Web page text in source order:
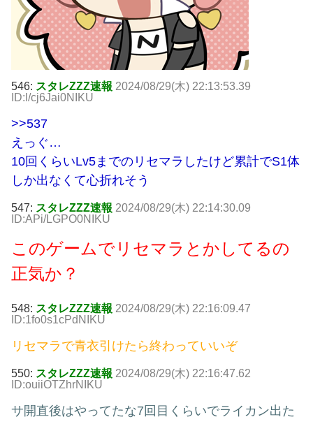
546: スタレZZZ速報 2024/08/29(木) 22:13:53.39
ID:l/cj6Jai0NIKU
>>537
えっぐ…
10回くらいLv5までのリセマラしたけど累計でS1体
しか出なくて心折れそう
547: スタレZZZ速報 2024/08/29(木) 22:14:30.09
ID:APi/LGPO0NIKU
このゲームでリセマラとかしてるの
正気か？
548: スタレZZZ速報 2024/08/29(木) 22:16:09.47
ID:1fo0s1cPdNIKU
リセマラで青衣引けたら終わっていいぞ
550: スタレZZZ速報 2024/08/29(木) 22:16:47.62
ID:ouiiOTZhrNIKU
サ開直後はやってたな7回目くらいでライカン出た